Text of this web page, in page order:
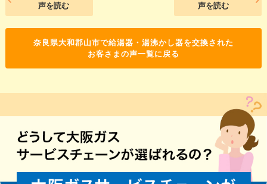
声を読む
声を読む
奈良県大和郡山市で給湯器・湯沸かし器を交換された
お客さまの声一覧に戻る